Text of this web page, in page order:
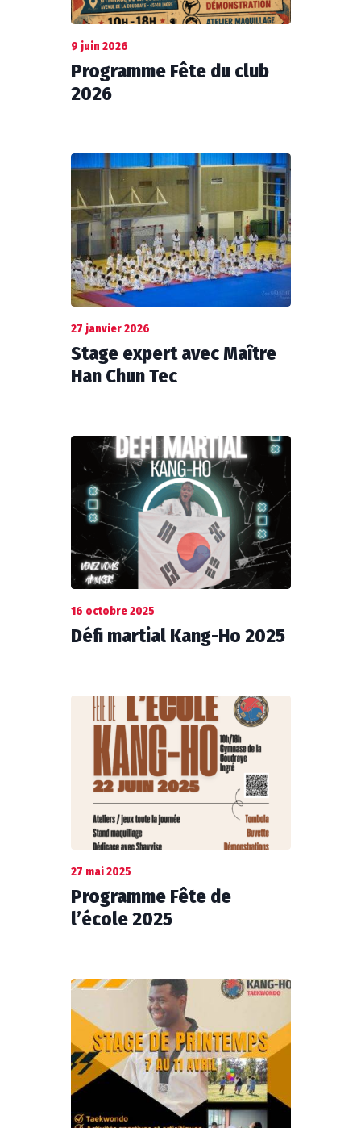
9 juin 2026
Programme Fête du club
2026
27 janvier 2026
Stage expert avec Maître
Han Chun Tec
16 octobre 2025
Défi martial Kang-Ho 2025
27 mai 2025
Programme Fête de
l’école 2025